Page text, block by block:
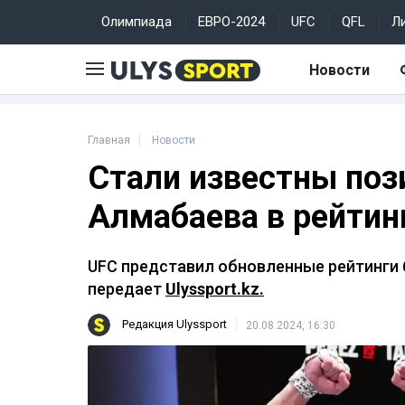
Олимпиада ЕВРО-2024 UFC QFL
Новости
Главная Новости
Стали известны
Алмабаева в
UFC представил обновленные
передает Ulyssport.kz.
Редакция Ulyssport 20.08.2024, 16:30